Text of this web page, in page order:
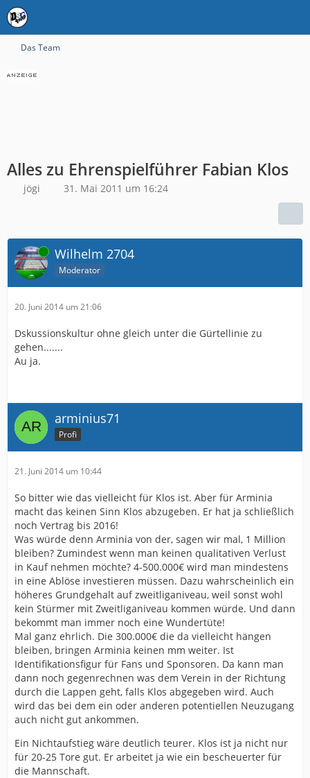
Das Team
Alles zu Ehrenspielführer Fabian Klos
jögi 31. Mai 2011 um 16:24
Online Wilhelm 2704
Moderator
20. Juni 2014 um 21:06
Dskussionskultur ohne gleich unter die Gürtellinie zu
gehen.......
Au ja.
arminius71
Profi
21. Juni 2014 um 10:44
So bitter wie das vielleicht für Klos ist. Aber für Arminia
macht das keinen Sinn Klos abzugeben. Er hat ja schließlich
noch Vertrag bis 2016!
Was würde denn Arminia von der, sagen wir mal, 1 Million
bleiben? Zumindest wenn man keinen qualitativen Verlust
in Kauf nehmen möchte? 4-500.000€ wird man mindestens
in eine Ablöse investieren müssen. Dazu wahrscheinlich ein
höheres Grundgehalt auf zweitliganiveau, weil sonst wohl
kein Stürmer mit Zweitliganiveau kommen würde. Und dann
bekommt man immer noch eine Wundertüte!
Mal ganz ehrlich. Die 300.000€ die da vielleicht hängen
bleiben, bringen Arminia keinen mm weiter. Ist
Identifikationsfigur für Fans und Sponsoren. Da kann man
dann noch gegenrechnen was dem Verein in der Richtung
durch die Lappen geht, falls Klos abgegeben wird. Auch
wird das bei dem ein oder anderen potentiellen Neuzugang
auch nicht gut ankommen.
Ein Nichtaufstieg wäre deutlich teurer. Klos ist ja nicht nur
für 20-25 Tore gut. Er arbeitet ja wie ein bescheuerter für
die Mannschaft.